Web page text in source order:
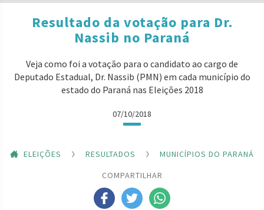
Resultado da votação para Dr.
Nassib no Paraná
Veja como foi a votação para o candidato ao cargo de
Deputado Estadual, Dr. Nassib (PMN) em cada município do
estado do Paraná nas Eleições 2018
07/10/2018
ELEIÇÕES RESULTADOS
MUNICÍPIOS DO PARANÁ
COMPARTILHAR